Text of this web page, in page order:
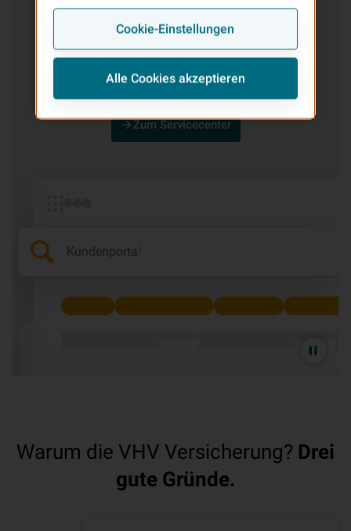
Animation
pausieren
Kundenservice& Kontakt
In unserem Service-Center finden Sie alles rund um
Ihren Vertrag, die Regulierung von Schäden und viele
weitere Service-Leistungen der VHV.
Zum Servicecenter
Kundenportal
Warum die VHV Versicherung? Drei
gute Gründe.
Cookie-Einstellungen
Alle Cookies akzeptieren